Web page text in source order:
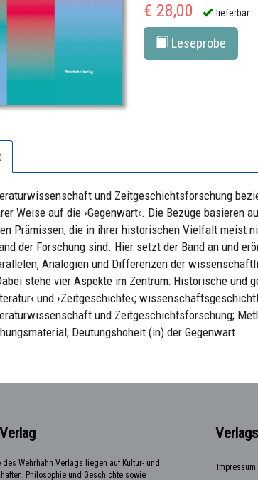
€ 28,00 lieferbar
Leseprobe
und Zeitgeschichtsforschung
Weise auf die ›Gegenwart‹. Die Bezüge basieren
Prämissen, die in ihrer historischen Vielfalt meist
der Forschung sind. Hier setzt der Band an und
Analogien und Differenzen der
stehe vier Aspekte im Zentrum: Historische und
und ›Zeitgeschichte‹;
und Zeitgeschichtsforschung;
Deutungshoheit (in) der Gegenwart.
des Wehrhahn Verlags liegen auf Kultur- und
Philosophie und Geschichte sowie
Impressum